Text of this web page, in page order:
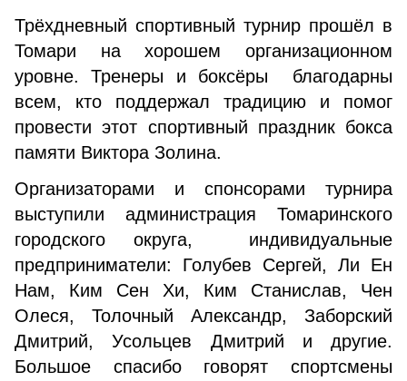
Трёхдневный спортивный турнир прошёл в
Томари на хорошем организационном
уровне. Тренеры и боксёры благодарны
всем, кто поддержал традицию и помог
провести этот спортивный праздник бокса
памяти Виктора Золина.
Организаторами и спонсорами турнира
выступили администрация Томаринского
городского округа, индивидуальные
предприниматели: Голубев Сергей, Ли Ен
Нам, Ким Сен Хи, Ким Станислав, Чен
Олеся, Толочный Александр, Заборский
Дмитрий, Усольцев Дмитрий и другие.
Большое спасибо говорят спортсмены